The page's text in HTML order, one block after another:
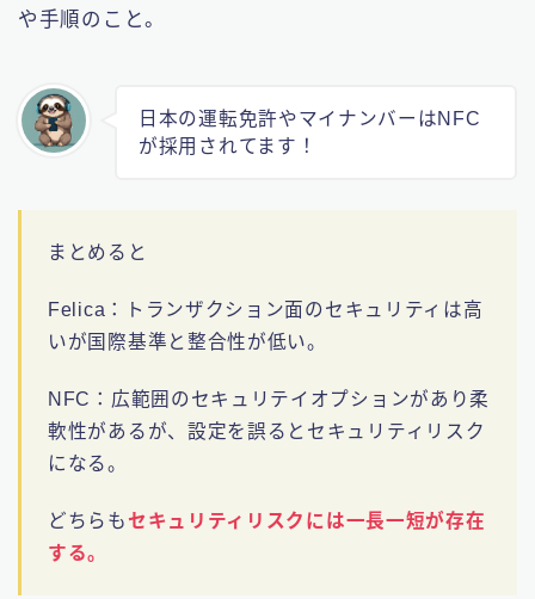
や手順のこと。
日本の運転免許やマイナンバーはNFC
が採用されてます！
まとめると
Felica：トランザクション面のセキュリティは高
いが国際基準と整合性が低い。
NFC：広範囲のセキュリテイオプションがあり柔
軟性があるが、設定を誤るとセキュリティリスク
になる。
どちらもセキュリティリスクには一長一短が存在
する。